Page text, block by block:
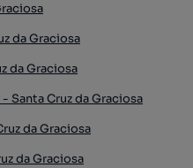
da Graciosa
da Graciosa
Santa Cruz da Graciosa
da Graciosa
da Graciosa